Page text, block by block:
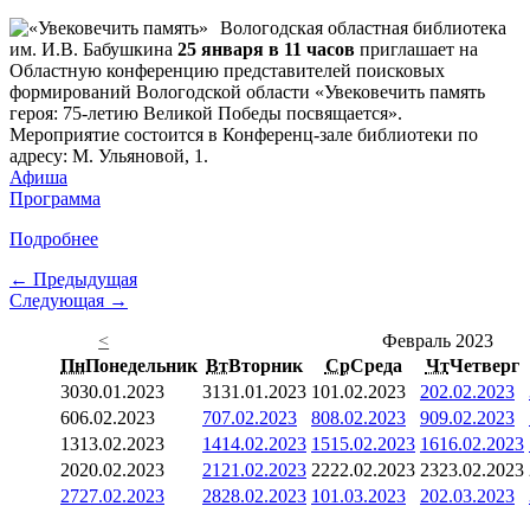
Вологодская областная библиотека
им. И.В. Бабушкина 25 января в 11 часов приглашает на
Областную конференцию представителей поисковых
формирований Вологодской области «Увековечить память
героя: 75-летию Великой Победы посвящается».
Мероприятие состоится в Конференц-зале библиотеки по
адресу: М. Ульяновой, 1.
Афиша
Программа
Подробнее
← Предыдущая
Следующая →
<
Февраль 2023
ПнПонедельник ВтВторник СрСреда ЧтЧетверг
3030.01.2023 3131.01.2023 101.02.2023 202.02.2023
606.02.2023 707.02.2023 808.02.2023 909.02.2023
1313.02.2023 1414.02.2023 1515.02.2023 1616.02.2023
2020.02.2023 21 21.02.2023 2222.02.2023 2323.02.2023
2727.02.2023 2828.02.2023 101.03.2023 202.03.2023